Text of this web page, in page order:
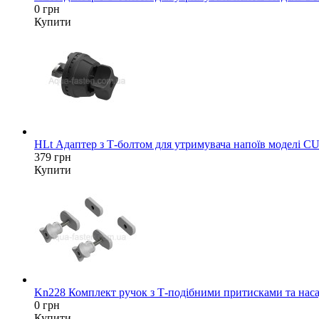
0 грн
Купити
HLt Адаптер з Т-болтом для утримувача напоїв моделі
379 грн
Купити
Kn228 Комплект ручок з Т-подібними притисками та
0 грн